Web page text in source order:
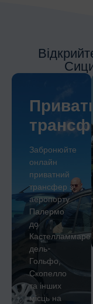
Забронюйте
онлайн
приватний
трансфер з
аеропорту
Палермо
до
Кастелламмаре-
дель-
Гольфо,
Скопелло
та інших
місць на